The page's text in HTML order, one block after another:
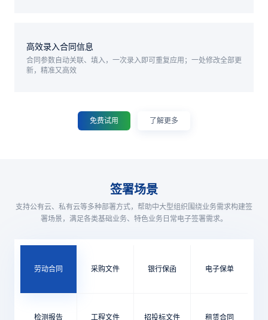
高效录入合同信息
合同参数自动关联、填入，一次录入即可重复应用；一处修改全部更
新，精准又高效
免费试用 了解更多
签署场景
支持公有云、私有云等多种部署方式，帮助中大型组织围绕业务需求构建签
署场景，满足各类基础业务、特色业务日常电子签署需求。
劳动合同 采购文件 银行保函 电子保单
检测报告 工程文件 招投标文件 租赁合同